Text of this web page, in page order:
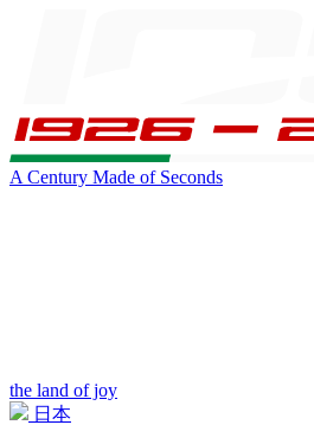
A Century Made of Seconds
the land of joy
日本